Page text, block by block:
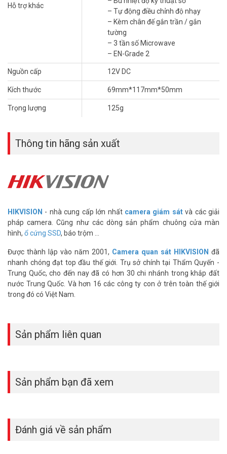
– Xuất xứ: Trung Quốc.
Đặt mua hàng Online ngay HIKVISION DS-PD2-P10PE mới nhất, xin
1900.9259để được hỗ trợ tốt nhất. Tham
khảo thêm hình ảnh tạiFacebook Vuhoangtelecomnhé.
Hỗ trợ khác
– Tự động điều chỉnh độ nhạy
– Kèm chân đế gắn trần / gắn
tường
– 3 tần số Microwave
– EN-Grade 2
Nguồn cấp 12V DC
Kích thước 69mm*117mm*50mm
Trọng lượng 125g
Thông tin hãng sản xuất
HIKVISION - nhà cung cấp lớn nhất camera giám sátvà các giải
pháp camera. Cũng như các dòng sản phẩm chuông cửa màn
hình, ổ cứng SSD, báo trộm ...
Được thành lập vào năm 2001, Camera quan sát HIKVISION đã
nhanh chóng đạt top đầu thế giới. Trụ sở chính tại Thẩm Quyến -
Trung Quốc, cho đến nay đã có hơn 30 chi nhánh trong khắp đất
nước Trung Quốc. Và hơn 16 các công ty con ở trên toàn thế giới
trong đó có Việt Nam.
Sản phẩm liên quan
Sản phẩm bạn đã xem
Đánh giá về sản phẩm